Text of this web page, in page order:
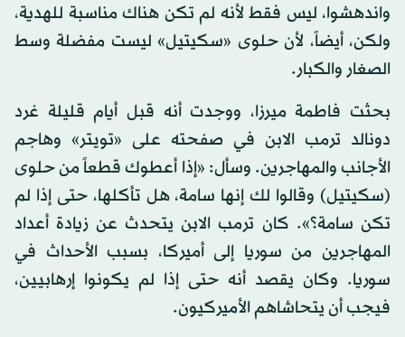
واندهشوا، ليس فقط لأنه لم تكن هناك مناسبة للهدية،
ولكن، أيضاً، لأن حلوى «سكيتيل» ليست مفضلة وسط
الصغار والكبار.
بحثت فاطمة ميرزا، ووجدت أنه قبل أيام قليلة غرد
دونالد ترمب الابن في صفحته على «تويتر» وهاجم
الأجانب والمهاجرين. وسأل: «إذا أعطوك قطعاً من حلوى
(سكيتيل) وقالوا لك إنها سامة، هل تأكلها، حتى إذا لم
تكن سامة؟». كان ترمب الابن يتحدث عن زيادة أعداد
المهاجرين من سوريا إلى أميركا، بسبب الأحداث في
سوريا. وكان يقصد أنه حتى إذا لم يكونوا إرهابيين،
فيجب أن يتحاشاهم الأميركيون.